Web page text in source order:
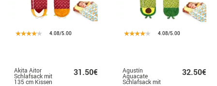
4.08/5.00
Akita Aitor
Schlafsack mit
135 cm Kissen
31.50€
4.08/5.00
Agustín
Aguacate
Schlafsack mit
32.50€